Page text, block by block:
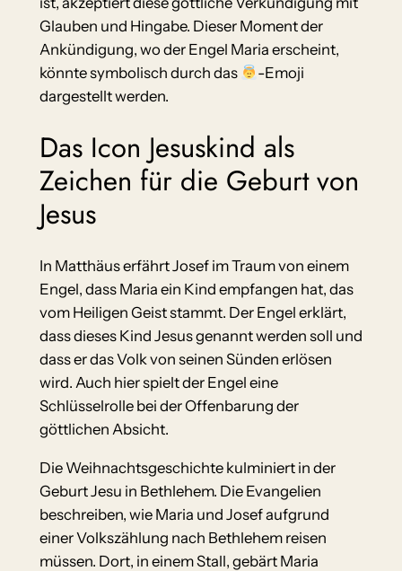
Glauben und Hingabe. Dieser Moment der
Ankündigung, wo der Engel Maria erscheint,
könnte symbolisch durch das
-Emoji
dargestellt werden.
Das Icon Jesuskind als
Zeichen für die Geburt von
Jesus
In Matthäus erfährt Josef im Traum von einem
Engel, dass Maria ein Kind empfangen hat, das
vom Heiligen Geist stammt. Der Engel erklärt,
dass dieses Kind Jesus genannt werden soll und
dass er das Volk von seinen Sünden erlösen
wird. Auch hier spielt der Engel eine
Schlüsselrolle bei der Offenbarung der
göttlichen Absicht.
Die Weihnachtsgeschichte kulminiert in der
Geburt Jesu in Bethlehem. Die Evangelien
beschreiben, wie Maria und Josef aufgrund
einer Volkszählung nach Bethlehem reisen
müssen. Dort, in einem Stall, gebärt Maria